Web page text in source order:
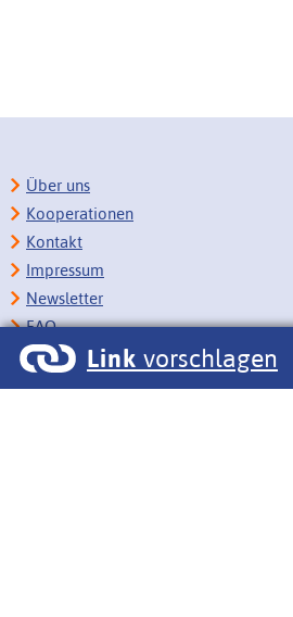
Link vorschlagen
Über uns
Kooperationen
Kontakt
Impressum
Newsletter
FAQ
Copyright